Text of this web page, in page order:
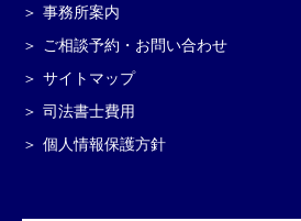
事務所案内
ご相談予約・お問い合わせ
サイトマップ
司法書士費用
個人情報保護方針